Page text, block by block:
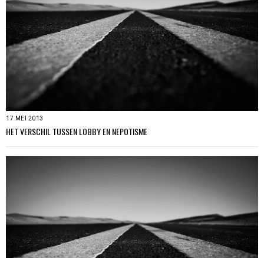
17 MEI 2013
HET VERSCHIL TUSSEN LOBBY EN NEPOTISME